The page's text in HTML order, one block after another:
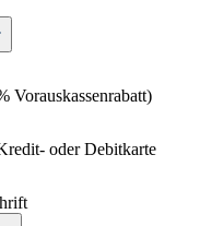
Vorauskassenrabatt)
oder Debitkarte